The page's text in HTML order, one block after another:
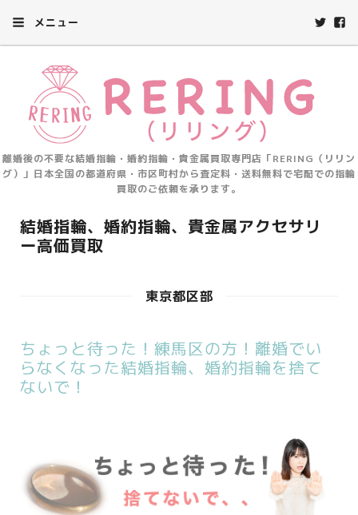
メニュー
離婚後の不要な結婚指輪・婚約指輪・貴金属買取専門店「RERING（リリン
グ）」日本全国の都道府県・市区町村から査定料・送料無料で宅配での指輪
買取のご依頼を承ります。
結婚指輪、婚約指輪、貴金属アクセサリ
ー高価買取
東京都区部
ちょっと待った！練馬区の方！離婚でい
らなくなった結婚指輪、婚約指輪を捨て
ないで！